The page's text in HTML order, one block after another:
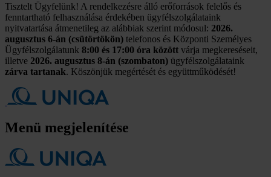
Tisztelt Ügyfelünk! A rendelkezésre álló erőforrások felelős és
fenntartható felhasználása érdekében ügyfélszolgálataink
nyitvatartása átmenetileg az alábbiak szerint módosul: 2026.
augusztus 6-án (csütörtökön) telefonos és Központi Személyes
Ügyfélszolgálatunk 8:00 és 17:00 óra között várja megkereséseit,
illetve 2026. augusztus 8-án (szombaton) ügyfélszolgálataink
zárva tartanak. Köszönjük megértését és együttműködését!
Menü megjelenítése